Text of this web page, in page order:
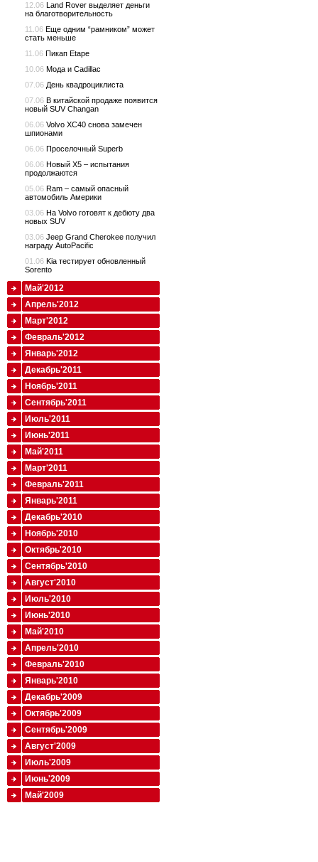
12.06 Land Rover выделяет деньги
на благотворительность
11.06 Еще одним “рамником” может
стать меньше
11.06 Пикап Etape
10.06 Мода и Cadillac
07.06 День квадроциклиста
07.06 В китайской продаже появится
новый SUV Changan
06.06 Volvo XC40 снова замечен
шпионами
06.06 Проселочный Superb
06.06 Новый X5 – испытания
продолжаются
05.06 Ram – самый опасный
автомобиль Америки
03.06 На Volvo готовят к дебюту два
новых SUV
03.06 Jeep Grand Cherokee получил
награду AutoPacific
01.06 Kia тестирует обновленный
Sorento
Май'2012
Апрель'2012
Март'2012
Февраль'2012
Январь'2012
Декабрь'2011
Ноябрь'2011
Сентябрь'2011
Июль'2011
Июнь'2011
Май'2011
Март'2011
Февраль'2011
Январь'2011
Декабрь'2010
Ноябрь'2010
Октябрь'2010
Сентябрь'2010
Август'2010
Июль'2010
Июнь'2010
Май'2010
Апрель'2010
Февраль'2010
Январь'2010
Декабрь'2009
Октябрь'2009
Сентябрь'2009
Август'2009
Июль'2009
Июнь'2009
Май'2009